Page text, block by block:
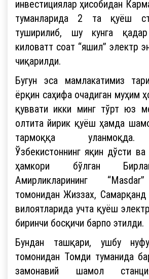
инвестициялар ҳисобидан
туманларида 2 та қуёш
туширилиб, шу кунга
киловатт соат “яшил” электр
чиқарилди.
Бугун эса мамлакатимиз
ёрқин саҳифа очадиган муҳим
қуввати икки минг тўрт юз
олтита йирик қуёш ҳамда
тармоққа
Ўзбекистоннинг яқин дўсти
ҳамкори бўлган
Амирликларининг
томонидан Жиззах, Самарқанд
вилоятларида учта қуёш
биринчи босқичи барпо этилди.
Бундан ташқари, ушбу
томонидан Томди туманида
замонавий шамол